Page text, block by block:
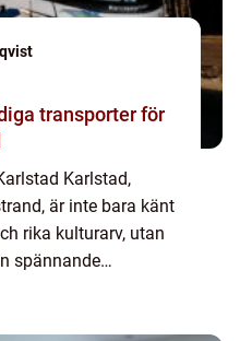
Karlstad,
är inte bara känt
rika kulturarv, utan
spännande